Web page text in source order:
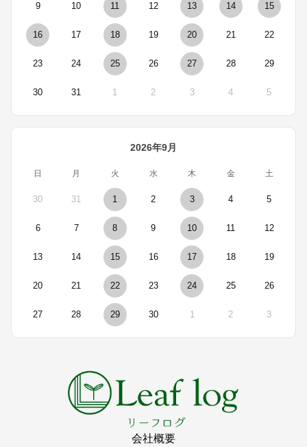
9 10 11 12 13 14 15
16 17 18 19 20 21 22
23 24 25 26 27 28 29
30 31 1 2 3 4 5
2026年9月
日 月 火 水 木 金 土
30 31 1 2 3 4 5
6 7 8 9 10 11 12
13 14 15 16 17 18 19
20 21 22 23 24 25 26
27 28 29 30 1 2 3
会社概要